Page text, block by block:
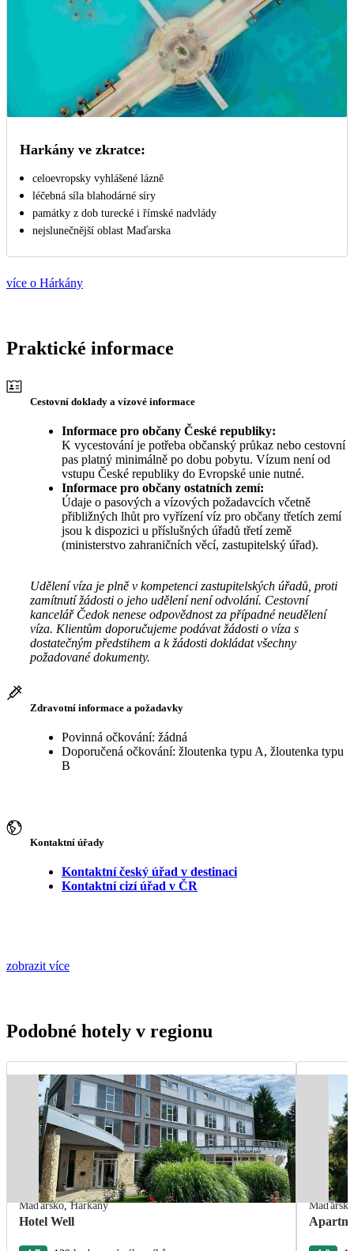
Harkány ve zkratce:
celoevropsky vyhlášené lázně
léčebná síla blahodárné síry
památky z dob turecké i římské nadvlády
nejslunečnější oblast Maďarska
více o Hárkány
Praktické informace
Cestovní doklady a vízové informace
Informace pro občany České republiky:
K vycestování je potřeba občanský průkaz nebo cestovní
pas platný minimálně po dobu pobytu. Vízum není od
vstupu České republiky do Evropské unie nutné.
Informace pro občany ostatních zemí:
Údaje o pasových a vízových požadavcích včetně
přibližných lhůt pro vyřízení víz pro občany třetích zemí
jsou k dispozici u příslušných úřadů třetí země
(ministerstvo zahraničních věcí, zastupitelský úřad).
Udělení víza je plně v kompetenci zastupitelských úřadů, proti
zamítnutí žádosti o jeho udělení není odvolání. Cestovní
kancelář Čedok nenese odpovědnost za případné neudělení
víza. Klientům doporučujeme podávat žádosti o víza s
dostatečným předstihem a k žádosti dokládat všechny
požadované dokumenty.
Zdravotní informace a požadavky
Povinná očkování: žádná
Doporučená očkování: žloutenka typu A, žloutenka typu
B
Kontaktní úřady
Kontaktní český úřad v destinaci
Kontaktní cizí úřad v ČR
zobrazit více
Podobné hotely v regionu
Maďarsko,Harkány
Hotel Well
Maďarsko